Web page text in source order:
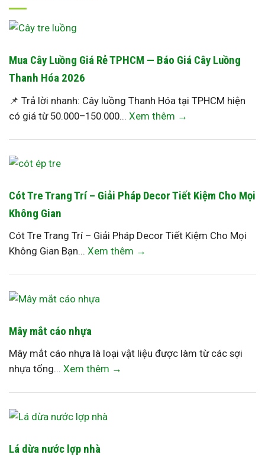
Mua Cây Luồng Giá Rẻ TPHCM — Báo Giá Cây Luồng
Thanh Hóa 2026
📌 Trả lời nhanh: Cây luồng Thanh Hóa tại TPHCM hiện
có giá từ 50.000–150.000... Xem thêm →
Cót Tre Trang Trí – Giải Pháp Decor Tiết Kiệm Cho Mọi
Không Gian
Cót Tre Trang Trí – Giải Pháp Decor Tiết Kiệm Cho Mọi
Không Gian Bạn... Xem thêm →
Mây mắt cáo nhựa
Mây mắt cáo nhựa là loại vật liệu được làm từ các sợi
nhựa tổng... Xem thêm →
Lá dừa nước lợp nhà